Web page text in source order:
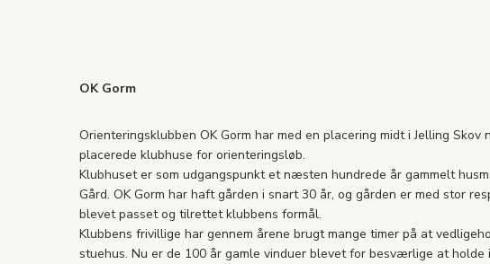
OK Gorm
Orienteringsklubben OK Gorm har med en placering midt i Jelling
placerede klubhuse for orienteringsløb.
Klubhuset er som udgangspunkt et næsten hundrede år gammelt
Gård. OK Gorm har haft gården i snart 30 år, og gården er med stor
blevet passet og tilrettet klubbens formål.
Klubbens frivillige har gennem årene brugt mange timer på at
stuehus. Nu er de 100 år gamle vinduer blevet for besværlige at holde